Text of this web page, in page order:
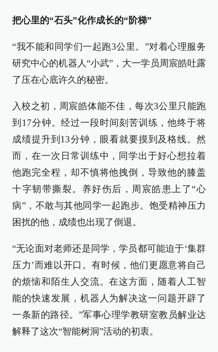
把心里的“石头”化作成长的“阶梯”
“我不能和同学们一起跑3公里。”对着心理服务
研究中心的机器人“小武”，大一学员周宸皓吐露
了压在心底许久的秘密。
入校之初，周宸皓体能不佳，每次3公里只能跑
到17分钟。经过一段时间刻苦训练，他终于将
成绩提升到13分钟，眼看就要摸到及格线。然
而，在一次日常训练中，同学出于好心想拉着
他跑完全程，却不慎将他拽倒，导致他的膝盖
十字韧带撕裂。养好伤后，周宸皓患上了“心
病”，不敢与其他同学一起跑步。饱受精神压力
困扰的他，成绩也出现了倒退。
“无论面对老师还是同学，学员都可能迫于‘集群
压力’而难以开口。有时候，他们更愿意将自己
的烦恼和陌生人交流。在这方面，随着人工智
能的快速发展，机器人为解决这一问题开辟了
一条新的路径。”军事心理学教研室教员解业达
解释了这次“智能树洞”活动的初衷。